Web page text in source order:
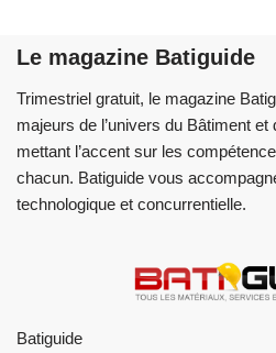
Le magazine Batiguide
Trimestriel gratuit, le magazine
majeurs de l’univers du Bâtiment
mettant l’accent sur les
chacun. Batiguide vous
technologique et concurrentielle.
Batiguide